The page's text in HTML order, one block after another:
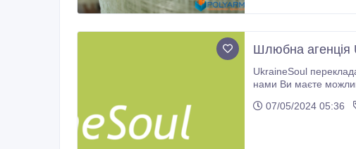
Шлюбна агенція
UkraineSoul
нами Ви маєте можливість зустріти чоловіка, якого без нас ви
07/05/2024 05:36